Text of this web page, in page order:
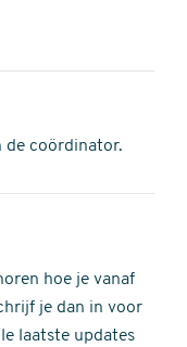
de coördinator.
hoe je vanaf
je dan in voor
laatste updates